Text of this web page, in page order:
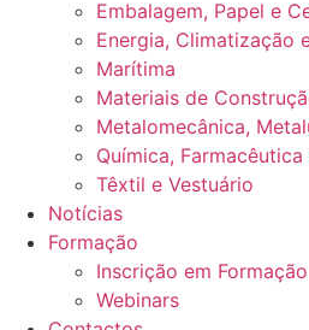
Embalagem, Papel e
Energia, Climatização
Marítima
Materiais de
Metalomecânica,
Química,
Têxtil e Vestuário
Notícias
Formação
Inscrição em Formação
Webinars